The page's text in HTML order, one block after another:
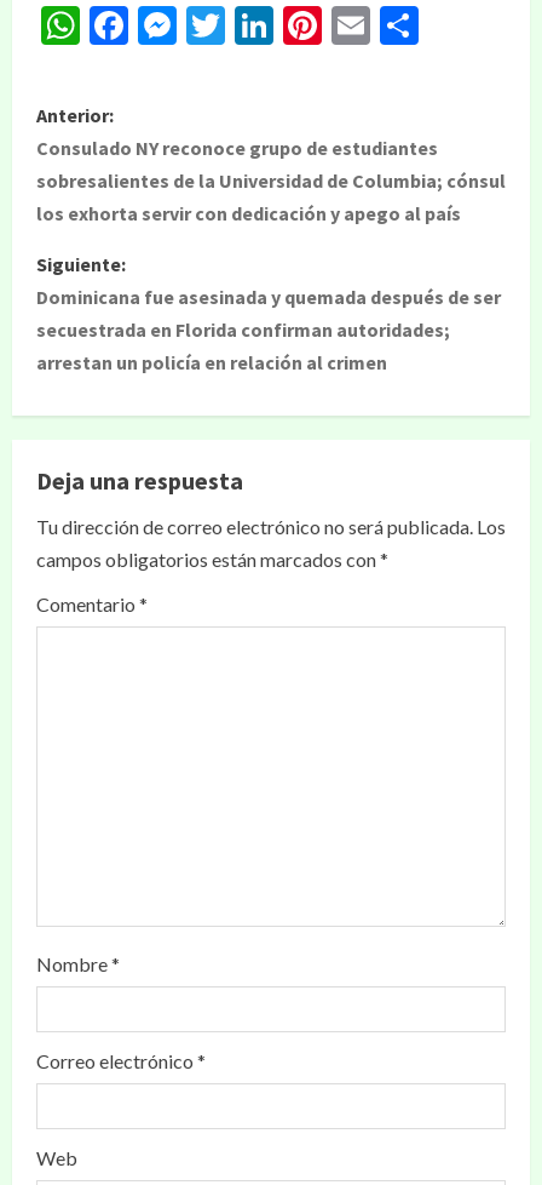
WhatsApp
Facebook
Messenger
Twitter
LinkedIn
Pinterest
Email
Anterior:
Consulado NY reconoce grupo de estudiantes
sobresalientes de la Universidad de Columbia; cónsul
los exhorta servir con dedicación y apego al país
Siguiente:
Dominicana fue asesinada y quemada después de ser
secuestrada en Florida confirman autoridades;
arrestan un policía en relación al crimen
Deja una respuesta
Tu dirección de correo electrónico no será publicada. Los
campos obligatorios están marcados con*
Comentario *
Nombre*
Correo electrónico *
Web